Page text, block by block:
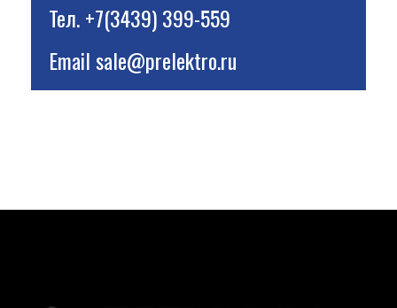
Тел.+7(3439) 399-559
Emailsale@prelektro.ru